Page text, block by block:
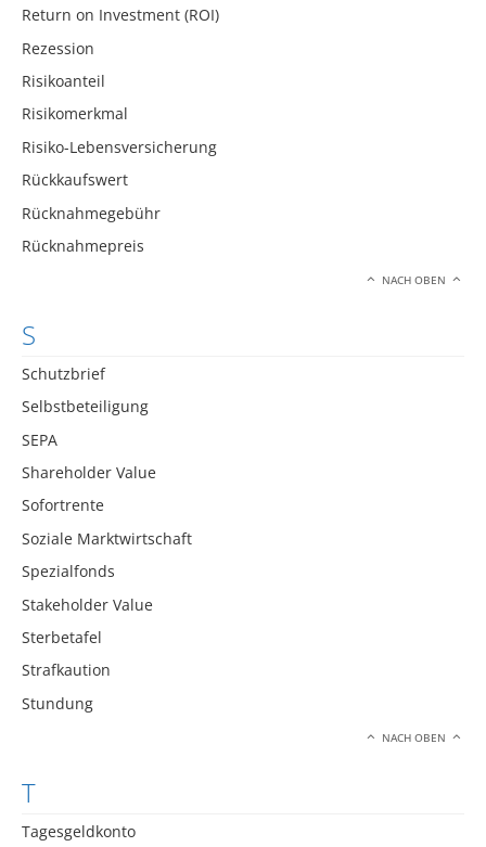
Return on Investment (ROI)
Rezession
Risikoanteil
Risikomerkmal
Risiko-Lebensversicherung
Rückkaufswert
Rücknahmegebühr
Rücknahmepreis
NACH OBEN
S
Schutzbrief
Selbstbeteiligung
SEPA
Shareholder Value
Sofortrente
Soziale Marktwirtschaft
Spezialfonds
Stakeholder Value
Sterbetafel
Strafkaution
Stundung
NACH OBEN
T
Tagesgeldkonto